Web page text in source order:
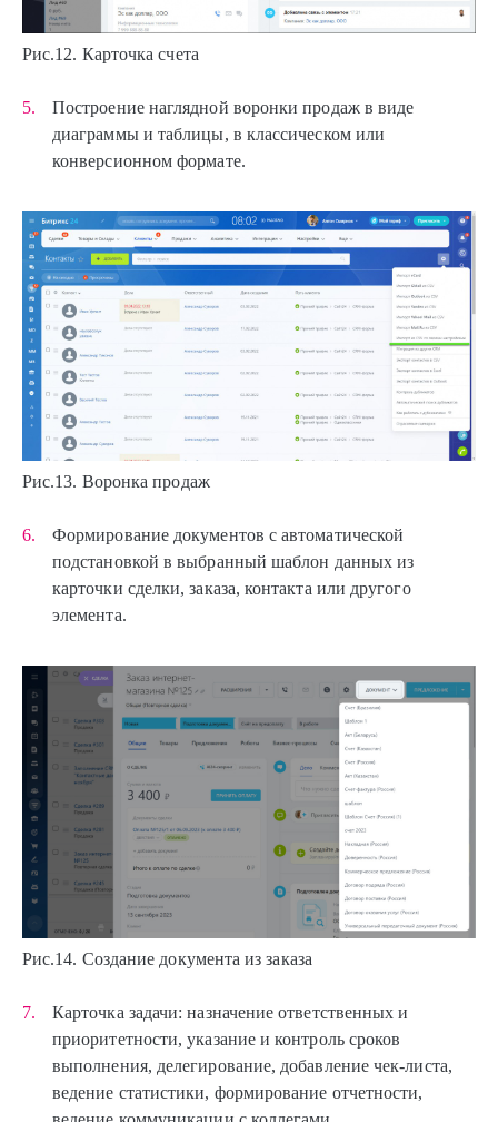
Рис.12. Карточка счета
Построение наглядной воронки продаж в виде
диаграммы и таблицы, в классическом или
конверсионном формате.
Рис.13. Воронка продаж
Формирование документов с автоматической
подстановкой в выбранный шаблон данных из
карточки сделки, заказа, контакта или другого
элемента.
Рис.14. Создание документа из заказа
Карточка задачи: назначение ответственных и
приоритетности, указание и контроль сроков
выполнения, делегирование, добавление чек-листа,
ведение статистики, формирование отчетности,